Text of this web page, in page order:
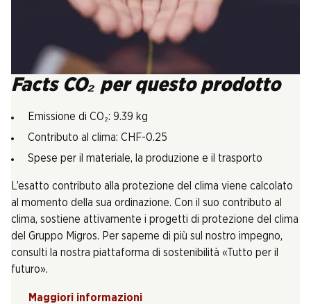
Facts CO₂ per questo prodotto
Emissione di CO₂: 9.39 kg
Contributo al clima: CHF-0.25
Spese per il materiale, la produzione e il trasporto
L’esatto contributo alla protezione del clima viene calcolato
al momento della sua ordinazione. Con il suo contributo al
clima, sostiene attivamente i progetti di protezione del clima
del Gruppo Migros. Per saperne di più sul nostro impegno,
consulti la nostra piattaforma di sostenibilità «Tutto per il
futuro».
Maggiori informazioni